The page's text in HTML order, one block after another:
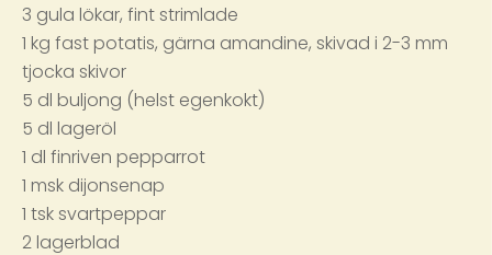
3 gula lökar, fint strimlade
1 kg fast potatis, gärna amandine, skivad i 2-3 mm
tjocka skivor
5 dl buljong (helst egenkokt)
5 dl lageröl
1 dl finriven pepparrot
1 msk dijonsenap
1 tsk svartpeppar
2 lagerblad